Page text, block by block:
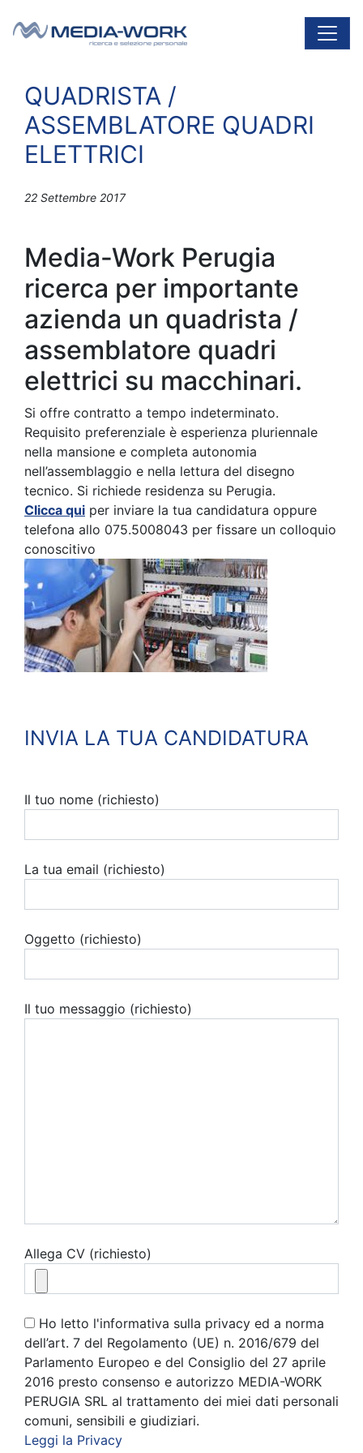
Navigazione principale
QUADRISTA /
ASSEMBLATORE QUADRI
ELETTRICI
22 Settembre 2017
Media-Work Perugia
ricerca per importante
azienda un quadrista /
assemblatore quadri
elettrici su macchinari.
Si offre contratto a tempo indeterminato.
Requisito preferenziale è esperienza pluriennale
nella mansione e completa autonomia
nell’assemblaggio e nella lettura del disegno
tecnico. Si richiede residenza su Perugia.
Clicca qui per inviare la tua candidatura oppure
telefona allo 075.5008043 per fissare un colloquio
conoscitivo
INVIA LA TUA CANDIDATURA
Il tuo nome (richiesto)
La tua email (richiesto)
Oggetto (richiesto)
Il tuo messaggio (richiesto)
Allega CV (richiesto)
Ho letto l'informativa sulla privacy ed a norma
dell’art. 7 del Regolamento (UE) n. 2016/679 del
Parlamento Europeo e del Consiglio del 27 aprile
2016 presto consenso e autorizzo MEDIA-WORK
PERUGIA SRL al trattamento dei miei dati personali
comuni, sensibili e giudiziari.
Leggi la Privacy